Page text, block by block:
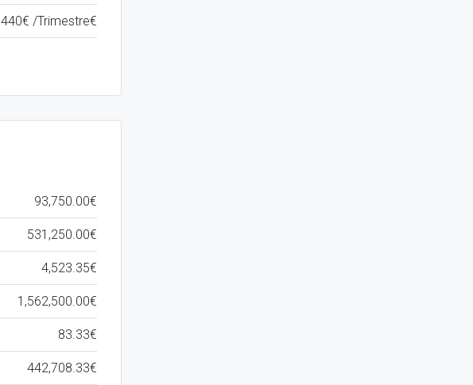
440€ /Trimestre€
93,750.00€
531,250.00€
4,523.35€
1,562,500.00€
83.33€
442,708.33€